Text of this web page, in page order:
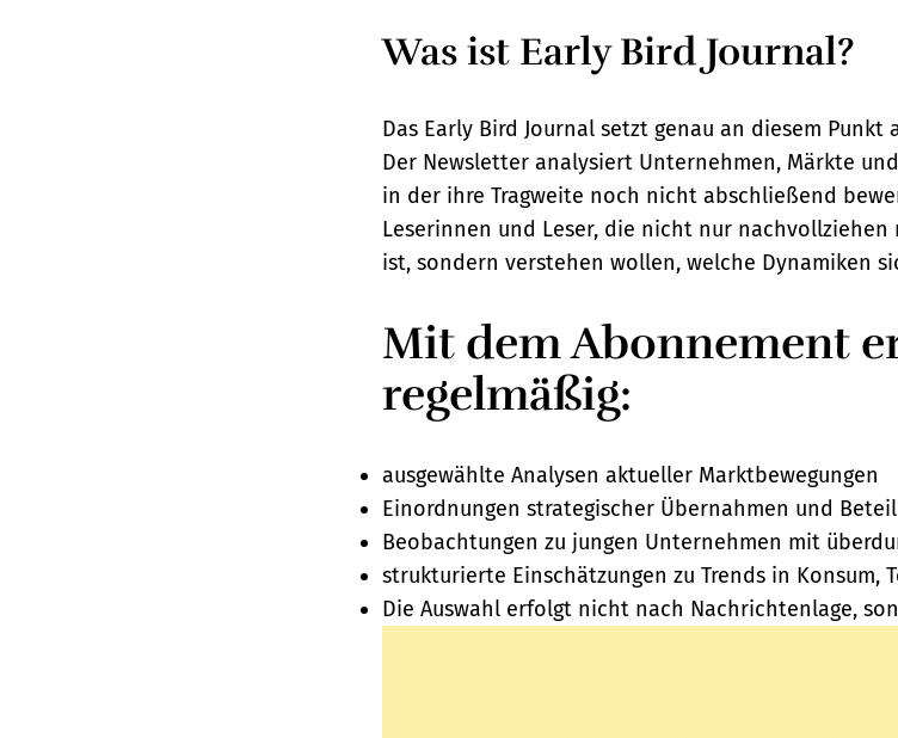
Was ist Early Bird Journal?
Das Early Bird Journal setzt genau an diesem Punkt
Der Newsletter analysiert Unternehmen, Märkte
in der ihre Tragweite noch nicht abschließend
Leserinnen und Leser, die nicht nur nachvollziehen
ist, sondern verstehen wollen, welche Dynamiken
Mit dem Abonnement
regelmäßig:
ausgewählte Analysen aktueller Marktbewegungen
Einordnungen strategischer Übernahmen und
Beobachtungen zu jungen Unternehmen mit
strukturierte Einschätzungen zu Trends in Konsum,
Die Auswahl erfolgt nicht nach Nachrichtenlage,